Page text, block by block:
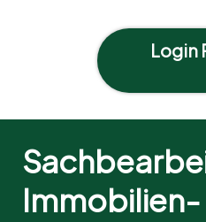
Login
Immobilien-